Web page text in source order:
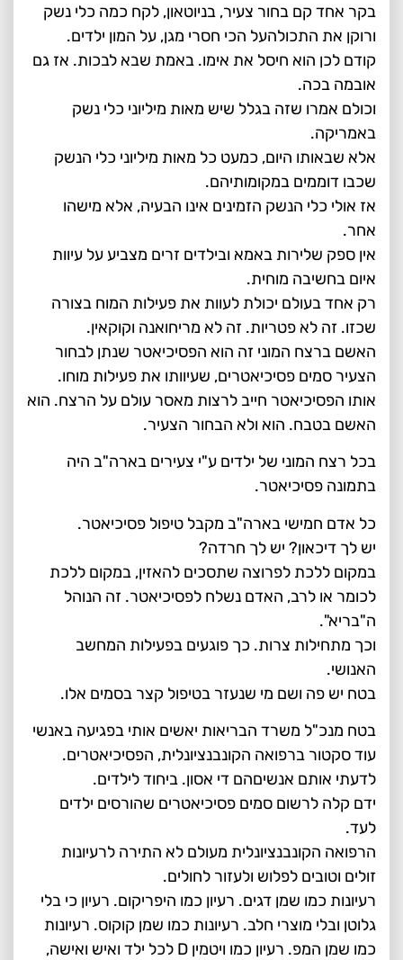
בקר אחד קם בחור צעיר, בניוטאון, לקח כמה כלי נשק
ורוקן את התכולהעל הכי חסרי מגן, על המון ילדים.
קודם לכן הוא חיסל את אימו. באמת שבא לבכות. אז גם
אובמה בכה.
וכולם אמרו שזה בגלל שיש מאות מיליוני כלי נשק
באמריקה.
אלא שבאותו היום, כמעט כל מאות מיליוני כלי הנשק
שכבו דוממים במקומותיהם.
אז אולי כלי הנשק הזמינים אינו הבעיה, אלא מישהו
אחר.
אין ספק שלירות באמא ובילדים זרים מצביע על עיוות
איום בחשיבה מוחית.
רק אחד בעולם יכולת לעוות את פעילות המוח בצורה
שכזו. זה לא פטריות. זה לא מריחואנה וקוקאין.
האשם ברצח המוני זה הוא הפסיכיאטר שנתן לבחור
הצעיר סמים פסיכיאטרים, שעיוותו את פעילות מוחו.
אותו הפסיכיאטר חייב לרצות מאסר עולם על הרצח. הוא
האשם בטבח. הוא ולא הבחור הצעיר.
בכל רצח המוני של ילדים ע"י צעירים בארה"ב היה
בתמונה פסיכיאטר.
כל אדם חמישי בארה"ב מקבל טיפול פסיכיאטר.
יש לך דיכאון? יש לך חרדה?
במקום ללכת לפרוצה שתסכים להאזין, במקום ללכת
לכומר או לרב, האדם נשלח לפסיכיאטר. זה הנוהל
ה"בריא".
וכך מתחילות צרות. כך פוגעים בפעילות המחשב
האנושי.
בטח יש פה ושם מי שנעזר בטיפול קצר בסמים אלו.
בטח מנכ"ל משרד הבריאות יאשים אותי בפגיעה באנשי
עוד סקטור ברפואה הקונבנציונלית, הפסיכיאטרים.
לדעתי אותם אנשיםהם די אסון. ביחוד לילדים.
ידם קלה לרשום סמים פסיכיאטרים שהורסים ילדים
לעד.
הרפואה הקונבנציונלית מעולם לא התירה לרעיונות
זולים וטובים לפלוש ולעזור לחולים.
רעיונות כמו שמן דגים. רעיון כמו היפריקום. רעיון כי בלי
גלוטן ובלי מוצרי חלב. רעיונות כמו שמן קוקוס. רעיונות
כמו שמן המפ. רעיון כמו ויטמין D לכל ילד ואיש ואישה,